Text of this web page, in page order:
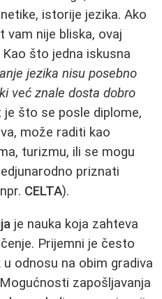
istorije jezika. Ako
vam nije bliska, ovaj
što jedna iskusna
jezika nisu posebno
već znale dosta dobro
je što se posle diplome,
može raditi kao
turizmu, ili se mogu
priznati
CELTA).
je nauka koja zahteva
Prijemni je često
odnosu na obim gradiva
zapošljavanja